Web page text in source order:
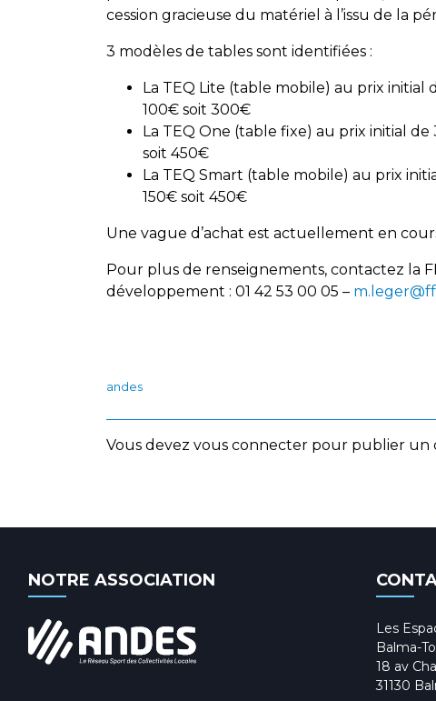
cession gracieuse du matériel à l’issu de la
3 modèles de tables sont identifiées :
La TEQ Lite (table mobile) au prix initial
100€ soit 300€
La TEQ One (table fixe) au prix initial de
soit 450€
La TEQ Smart (table mobile) au prix
150€ soit 450€
Une vague d’achat est actuellement en
Pour plus de renseignements, contactez la
développement : 01 42 53 00 05 –
andes
Vous devez vous connecter pour publier un
NOTRE ASSOCIATION
Les
Balma-
18 av
31130